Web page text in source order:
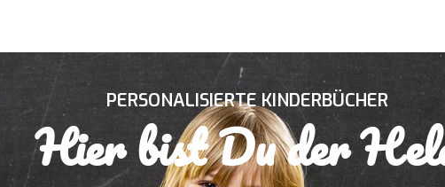
PERSONALISIERTE KINDERBÜCHER
Hier bist Du der